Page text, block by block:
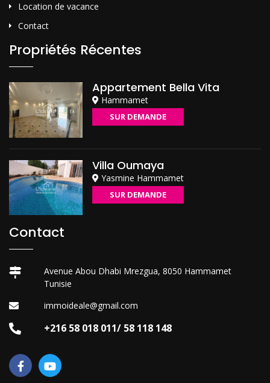
Location de vacance
Contact
Propriétés Récentes
Appartement Bella Vita
Hammamet
SUR DEMANDE
Villa Oumaya
Yasmine Hammamet
SUR DEMANDE
Contact
Avenue Abou Dhabi Mrezgua, 8050 Hammamet
Tunisie
immoideale@gmail.com
+216 58 018 011/ 58 118 148